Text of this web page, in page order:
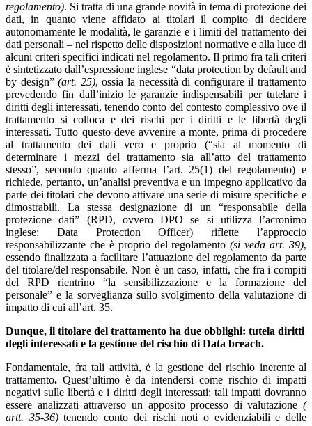
regolamento). Si tratta di una grande novità in tema di protezione dei
dati, in quanto viene affidato ai titolari il compito di decidere
autonomamente le modalità, le garanzie e i limiti del trattamento dei
dati personali – nel rispetto delle disposizioni normative e alla luce di
alcuni criteri specifici indicati nel regolamento. Il primo fra tali criteri
è sintetizzato dall’espressione inglese “data protection by default and
by design” (art. 25), ossia la necessità di configurare il trattamento
prevedendo fin dall’inizio le garanzie indispensabili per tutelare i
diritti degli interessati, tenendo conto del contesto complessivo ove il
trattamento si colloca e dei rischi per i diritti e le libertà degli
interessati. Tutto questo deve avvenire a monte, prima di procedere
al trattamento dei dati vero e proprio (“sia al momento di
determinare i mezzi del trattamento sia all’atto del trattamento
stesso”, secondo quanto afferma l’art. 25(1) del regolamento) e
richiede, pertanto, un’analisi preventiva e un impegno applicativo da
parte dei titolari che devono attivare una serie di misure specifiche e
dimostrabili. La stessa designazione di un “responsabile della
protezione dati” (RPD, ovvero DPO se si utilizza l’acronimo
inglese: Data Protection Officer) riflette l’approccio
responsabilizzante che è proprio del regolamento (si veda art. 39),
essendo finalizzata a facilitare l’attuazione del regolamento da parte
del titolare/del responsabile. Non è un caso, infatti, che fra i compiti
del RPD rientrino “la sensibilizzazione e la formazione del
personale” e la sorveglianza sullo svolgimento della valutazione di
impatto di cui all’art. 35.
Dunque, il titolare del trattamento ha due obblighi: tutela diritti
degli interessati e la gestione del rischio di Data breach.
Fondamentale, fra tali attività, è la gestione del rischio inerente al
trattamento. Quest’ultimo è da intendersi come rischio di impatti
negativi sulle libertà e i diritti degli interessati; tali impatti dovranno
essere analizzati attraverso un apposito processo di valutazione (
artt. 35-36) tenendo conto dei rischi noti o evidenziabili e delle